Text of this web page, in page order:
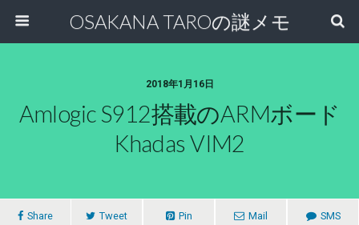
OSAKANA TAROの謎メモ
2018年1月16日
Amlogic S912搭載のARMボード
Khadas VIM2
Share Tweet Pin Mail SMS